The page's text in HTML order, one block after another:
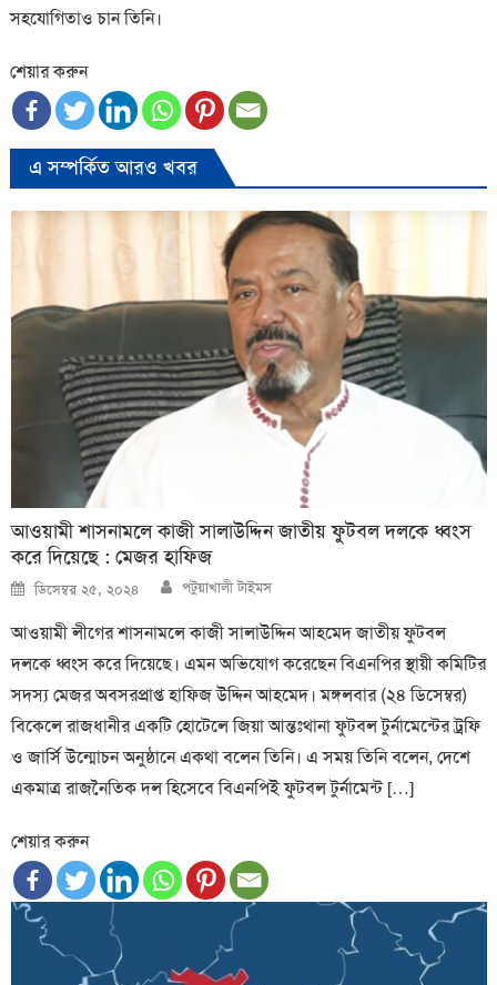
সহযোগিতাও চান তিনি।
শেয়ার করুন
এ সম্পর্কিত আরও খবর
আওয়ামী শাসনামলে কাজী সালাউদ্দিন জাতীয় ফুটবল দলকে ধ্বংস
করে দিয়েছে : মেজর হাফিজ
Posted
on
ডিসেম্বর ২৫, ২০২৪ Author
পটুয়াখালী টাইমস
আওয়ামী লীগের শাসনামলে কাজী সালাউদ্দিন আহমেদ জাতীয় ফুটবল
দলকে ধ্বংস করে দিয়েছে। এমন অভিযোগ করেছেন বিএনপির স্থায়ী কমিটির
সদস্য মেজর অবসরপ্রাপ্ত হাফিজ উদ্দিন আহমেদ। মঙ্গলবার (২৪ ডিসেম্বর)
বিকেলে রাজধানীর একটি হোটেলে জিয়া আন্তঃথানা ফুটবল টুর্নামেন্টের ট্রফি
ও জার্সি উন্মোচন অনুষ্ঠানে একথা বলেন তিনি। এ সময় তিনি বলেন, দেশে
একমাত্র রাজনৈতিক দল হিসেবে বিএনপিই ফুটবল টুর্নামেন্ট […]
শেয়ার করুন